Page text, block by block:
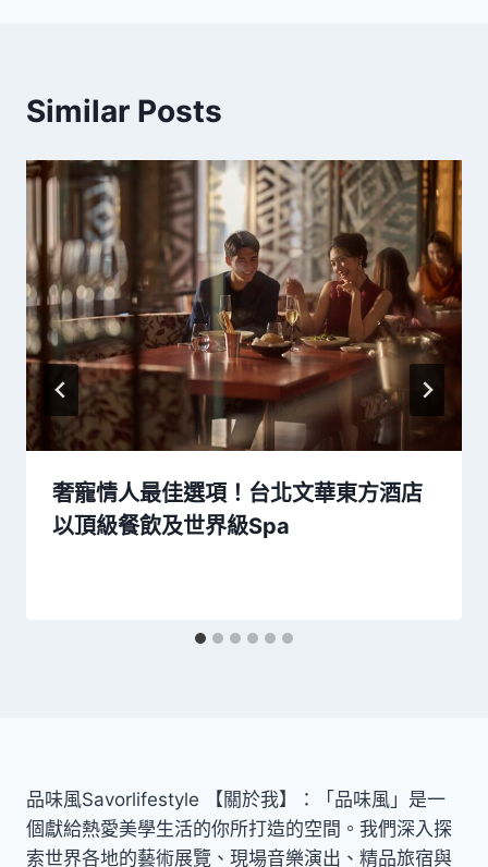
Similar Posts
奢寵情人最佳選項！台北文華東方酒店
以頂級餐飲及世界級Spa
品味風Savorlifestyle 【關於我】：「品味風」是一
個獻給熱愛美學生活的你所打造的空間。我們深入探
索世界各地的藝術展覽、現場音樂演出、精品旅宿與